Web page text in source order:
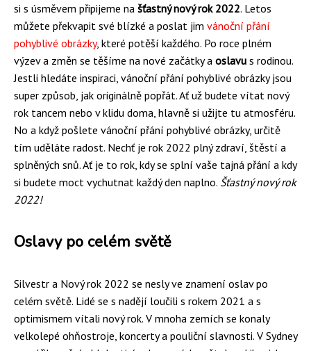
si s úsměvem připijeme na šťastný nový rok 2022. Letos
můžete překvapit své blízké a poslat jim vánoční přání
pohyblivé obrázky, které potěší každého. Po roce plném
výzev a změn se těšíme na nové začátky a oslavu s rodinou.
Jestli hledáte inspiraci, vánoční přání pohyblivé obrázky jsou
super způsob, jak originálně popřát. Ať už budete vítat nový
rok tancem nebo v klidu doma, hlavně si užijte tu atmosféru.
No a když pošlete vánoční přání pohyblivé obrázky, určitě
tím uděláte radost. Nechť je rok 2022 plný zdraví, štěstí a
splněných snů. Ať je to rok, kdy se splní vaše tajná přání a kdy
si budete moct vychutnat každý den naplno. Šťastný nový rok
2022!
Oslavy po celém světě
Silvestr a Nový rok 2022 se nesly ve znamení oslav po
celém světě. Lidé se s nadějí loučili s rokem 2021 a s
optimismem vítali nový rok. V mnoha zemích se konaly
velkolepé ohňostroje, koncerty a pouliční slavnosti. V Sydney